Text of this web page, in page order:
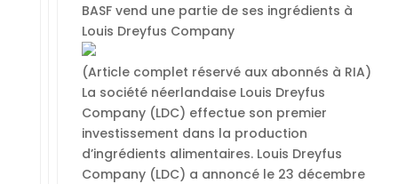
BASF vend une partie de ses ingrédients à
Louis Dreyfus Company
(Article complet réservé aux abonnés à RIA)
La société néerlandaise Louis Dreyfus
Company (LDC) effectue son premier
investissement dans la production
d’ingrédients alimentaires. Louis Dreyfus
Company (LDC) a annoncé le 23 décembre